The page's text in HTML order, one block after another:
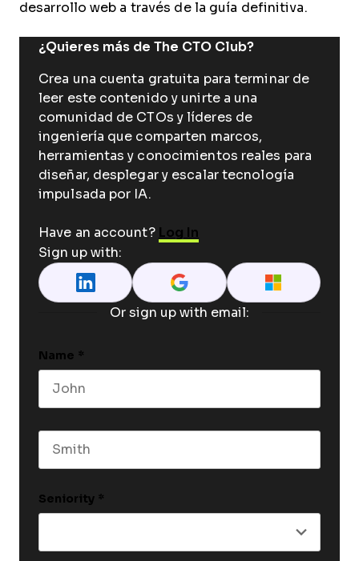
desarrollo web a través de la guía definitiva.
¿Quieres más de The CTO Club?
Crea una cuenta gratuita para terminar de
leer este contenido y unirte a una
comunidad de CTOs y líderes de
ingeniería que comparten marcos,
herramientas y conocimientos reales para
diseñar, desplegar y escalar tecnología
impulsada por IA.
Have an account? Log In
Sign up with:
Or sign up with email:
Name *
Seniority *